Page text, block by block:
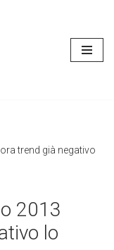
trend già negativo
2013
lo